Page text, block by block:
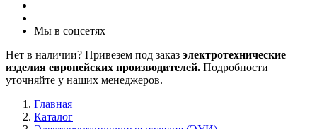
Мы в соцсетях
Нет в наличии? Привезем под заказ электротехнические
изделия европейских производителей. Подробности
уточняйте у наших менеджеров.
Главная
Каталог